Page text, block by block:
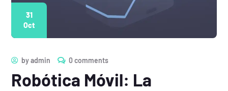
31
Oct
byadmin 0 comments
Robótica Móvil: La